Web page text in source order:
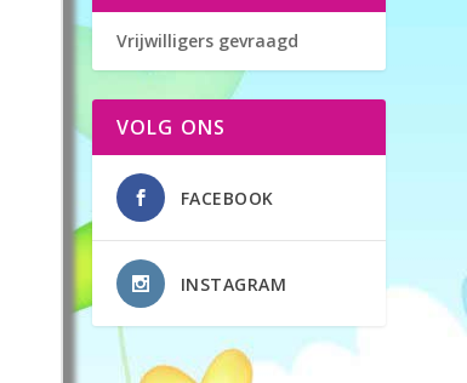
Vrijwilligers gevraagd
VOLG ONS
FACEBOOK
INSTAGRAM